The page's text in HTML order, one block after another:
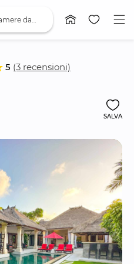
5 (3 recensioni)
SALVA